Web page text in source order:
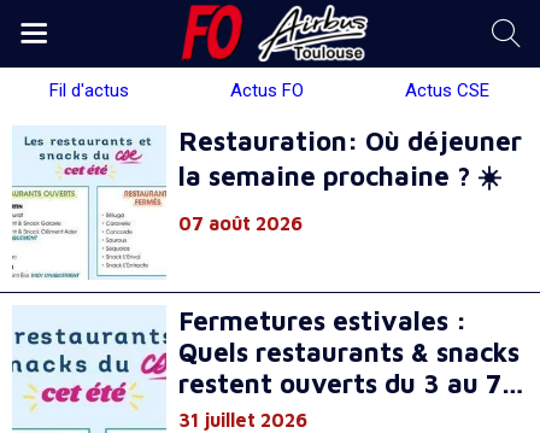
Fil d'actus Actus FO Actus CSE
Restauration: Où déjeuner
la semaine prochaine ? ☀️
07 août 2026
Fermetures estivales :
Quels restaurants & snacks
restent ouverts du 3 au 7
août ?
31 juillet 2026